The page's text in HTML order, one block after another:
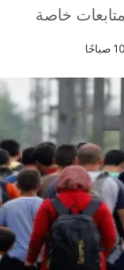
متابعات خاصة